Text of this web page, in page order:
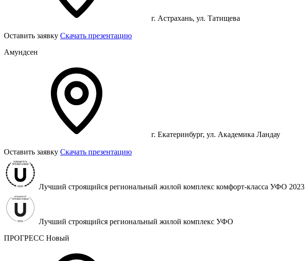
г. Астрахань, ул. Татищева
Оставить заявку Скачать презентацию
Амундсен
г. Екатеринбург, ул. Академика Ландау
Оставить заявку Скачать презентацию
Лучший строящийся региональный жилой комплекс комфорт-класса УФО 2023
Лучший строящийся региональный жилой комплекс УФО
ПРОГРЕСС Новый